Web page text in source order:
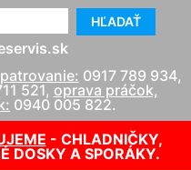
HĽADAŤ
0917 789 934,
521, oprava práčok,
0940 005 822.
- CHLADNIČKY,
DOSKY A SPORÁKY.